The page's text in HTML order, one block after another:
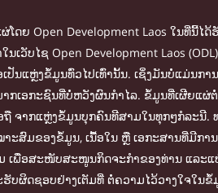
ດຍ Open Development Laos ໃນທີ່ນີ້
ເວັບໄຊ Open Development Laos
ນແຫຼ່ງຂໍ້ມູນທົ່ວໄປເທົ່ານັ້ນ. ເຊິ່ງມັນບໍ່ແມ່ນ
ກເອກະຊົນທີ່ບໍ່ຫວັງຜົນກຳໄລ. ຂໍ້ມູນທີ່ເຜີຍແ
າກແຫຼ່ງຂໍ້ມູນບຸກຄົນທີສາມໃນທຸກໆກໍລະນີ.
ສົມຂອງຂໍ້ມູນ, ເນື້ອໃນ ຫຼື ເອກະສານທີ່ມີກາ
ອສະໜັບສະໜູນກິດຈະກຳຂອງທ່ານ ແລະແ
ບຜິດຊອບຢ່າງເຕັມທີ່ ຕໍ່ຄວາມໄວ້ວາງໃຈ